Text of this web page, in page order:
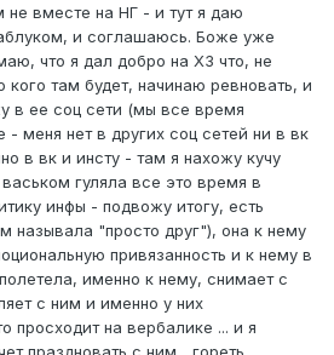
вместе на НГ - и тут я даю
и соглашаюсь. Боже уже
что я дал добро на ХЗ что, не
кого там будет, начинаю ревновать, и
в ее соц сети (мы все время
меня нет в других соц сетей ни в вк
в вк и инсту - там я нахожу кучу
гуляла все это время в
инфы - подвожу итогу, есть
называла "просто друг"), она к нему
привязанность и к нему в
именно к нему, снимает с
с ним и именно у них
просходит на вербалике ... и я